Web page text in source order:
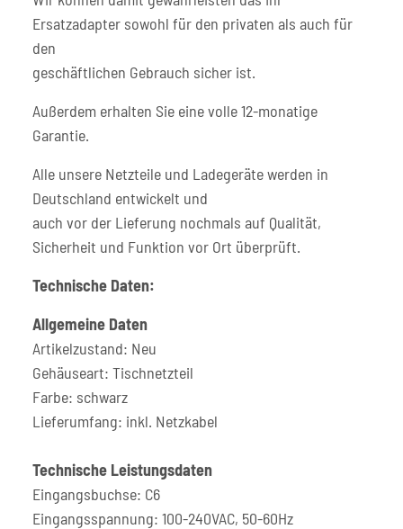
Ersatzadapter sowohl für den privaten als auch für
den
geschäftlichen Gebrauch sicher ist.
Außerdem erhalten Sie eine volle 12-monatige
Garantie.
Alle unsere Netzteile und Ladegeräte werden in
Deutschland entwickelt und
auch vor der Lieferung nochmals auf Qualität,
Sicherheit und Funktion vor Ort überprüft.
Technische Daten:
Allgemeine Daten
Artikelzustand: Neu
Gehäuseart: Tischnetzteil
Farbe: schwarz
Lieferumfang: inkl. Netzkabel
Technische Leistungsdaten
Eingangsbuchse: C6
Eingangsspannung: 100-240VAC, 50-60Hz